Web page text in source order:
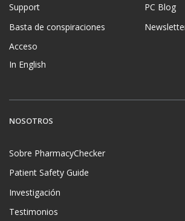
Support
Basta de conspiraciones
Acceso
In English
PC Blog
NOSOTROS
Sobre PharmacyChecker
Patient Safety Guide
Investigación
Testimonios